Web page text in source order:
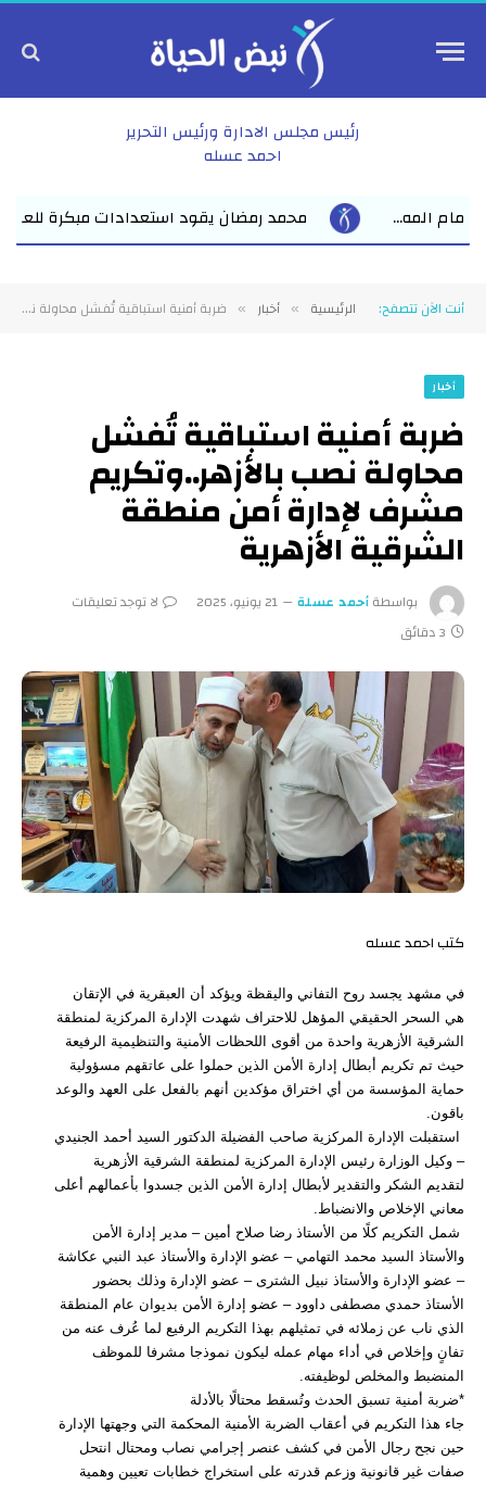
رئيس مجلس الادارة ورئيس التحرير
احمد عسله
استعدادات مبكرة للعام الدراسي الجديد بفاقوس لقاء موسع
أنت الآن تتصفح: الرئيسية » أخبار » ضربة أمنية استباقية تُفشل محاولة نصب بالأزهر..وتكريم مشرف لإدارة أمن منطقة الشرقية الأزهرية
أخبار
ضربة أمنية استباقية تُفشل
محاولة نصب بالأزهر..وتكريم
مشرف لإدارة أمن منطقة
الشرقية الأزهرية
بواسطةأحمد عسلة 21 يونيو، 2025
لا توجد تعليقات
3 دقائق
كتب احمد عسله
في مشهد يجسد روح التفاني واليقظة ويؤكد أن العبقرية في الإتقان
هي السحر الحقيقي المؤهل للاحتراف شهدت الإدارة المركزية لمنطقة
الشرقية الأزهرية واحدة من أقوى اللحظات الأمنية والتنظيمية الرفيعة
حيث تم تكريم أبطال إدارة الأمن الذين حملوا على عاتقهم مسؤولية
حماية المؤسسة من أي اختراق مؤكدين أنهم بالفعل على العهد والوعد
باقون.
استقبلت الإدارة المركزية صاحب الفضيلة الدكتور السيد أحمد الجنيدي
– وكيل الوزارة رئيس الإدارة المركزية لمنطقة الشرقية الأزهرية
لتقديم الشكر والتقدير لأبطال إدارة الأمن الذين جسدوا بأعمالهم أعلى
معاني الإخلاص والانضباط.
شمل التكريم كلًا من الأستاذ رضا صلاح أمين – مدير إدارة الأمن
والأستاذ السيد محمد التهامي – عضو الإدارة والأستاذ عبد النبي عكاشة
– عضو الإدارة والأستاذ نبيل الشترى – عضو الإدارة وذلك بحضور
الأستاذ حمدي مصطفى داوود – عضو إدارة الأمن بديوان عام المنطقة
الذي ناب عن زملائه في تمثيلهم بهذا التكريم الرفيع لما عُرف عنه من
تفانٍ وإخلاص في أداء مهام عمله ليكون نموذجا مشرفا للموظف
المنضبط والمخلص لوظيفته.
*ضربة أمنية تسبق الحدث وتُسقط محتالًا بالأدلة
جاء هذا التكريم في أعقاب الضربة الأمنية المحكمة التي وجهتها الإدارة
حين نجح رجال الأمن في كشف عنصر إجرامي نصاب ومحتال انتحل
صفات غير قانونية وزعم قدرته على استخراج خطابات تعيين وهمية